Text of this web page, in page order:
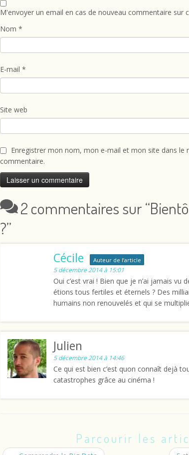
M'envoyer un email en cas de nouveau commentaire sur
Nom *
E-mail *
Site web
Enregistrer mon nom, mon e-mail et mon site dans le
commentaire.
2 commentaires sur “
?”
Cécile Auteur de l’article
5 décembre 2014 à 15:01
Oui c’est vrai ! Bien que je n’ai jamais vu
étions tous fertiles et éternels ? Des
humains non renouvelés et qui se
Julien
5 décembre 2014 à 14:46
Ce qui est bien c’est quon connaît dejà
catastrophes grâce au cinéma !
Parcourir les